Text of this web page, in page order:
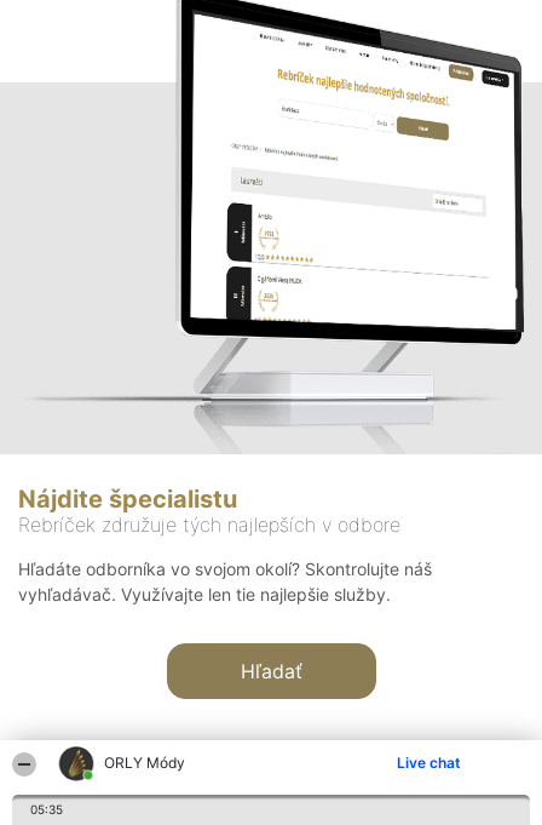
ORLY Módy Live chat
05:35
Nájdite špecialistu
Rebríček združuje tých najlepších v odbore
Hľadáte odborníka vo svojom okolí? Skontrolujte náš
vyhľadávač. Využívajte len tie najlepšie služby.
Hľadať